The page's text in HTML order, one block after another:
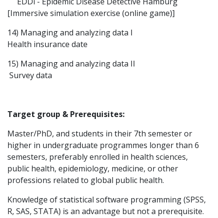
[Immersive simulation exercise (online game)]
14) Managing and analyzing data I
Health insurance date
15) Managing and analyzing data II
Survey data
Target group & Prerequisites:
Master/PhD, and students in their 7th semester or
higher in undergraduate programmes longer than 6
semesters, preferably enrolled in health sciences,
public health, epidemiology, medicine, or other
professions related to global public health.
Knowledge of statistical software programming (SPSS,
R, SAS, STATA) is an advantage but not a prerequisite.